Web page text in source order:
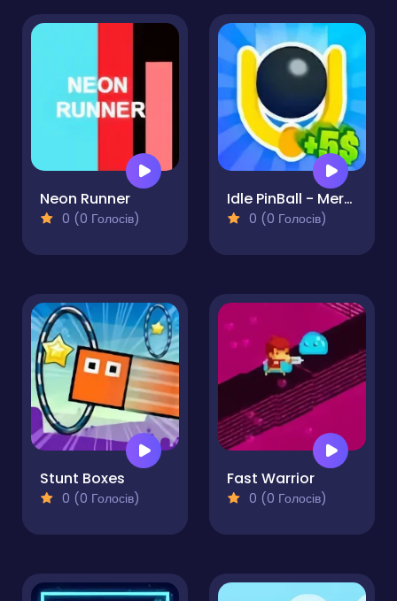
Neon Runner
0 (0 Голосів)
Idle PinBall - Merge Clicker
0 (0 Голосів)
Stunt Boxes
0 (0 Голосів)
Fast Warrior
0 (0 Голосів)